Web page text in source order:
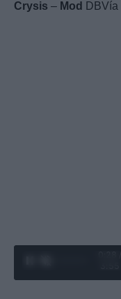
Crysis – Mod DBVía